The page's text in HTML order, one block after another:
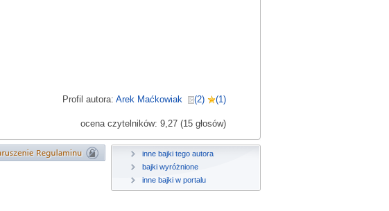
Profil autora: Arek Maćkowiak (2) (1)
ocena czytelników: 9,27 (15 głosów)
inne bajki tego autora
bajki wyróżnione
inne bajki w portalu